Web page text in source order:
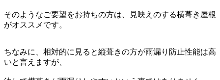
そのようなご要望をお持ちの方は、見映えのする横葺き屋根
がオススメです。
ちなみに、相対的に見ると縦葺きの方が雨漏り防止性能は高
いと言えますが、